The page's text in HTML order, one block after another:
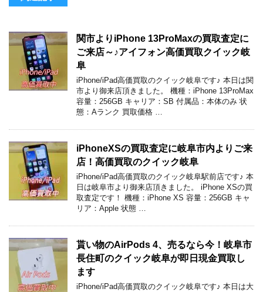
関市よりiPhone 13ProMaxの買取査定に
ご来店～♪アイフォン高価買取クイック岐
阜
iPhone/iPad高価買取のクイック岐阜です♪ 本日は関
市より御来店頂きました。 機種：iPhone 13ProMax
容量：256GB キャリア：SB 付属品：本体のみ 状
態：Aランク 買取価格 …
iPhoneXSの買取査定に岐阜市内よりご来
店！高価買取のクイック岐阜
iPhone/iPad高価買取のクイック岐阜駅前店です♪ 本
日は岐阜市より御来店頂きました。 iPhone XSの買
取査定です！ 機種：iPhone XS 容量：256GB キャ
リア：Apple 状態 …
貰い物のAirPods 4、売るなら今！岐阜市
長住町のクイック岐阜が即日現金買取し
ます
iPhone/iPad高価買取のクイック岐阜です♪ 本日は大